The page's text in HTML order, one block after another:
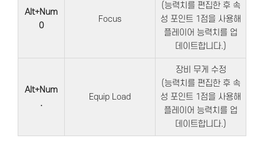
Alt+Num
0
Focus
(능력치를 편집한 후 속
성 포인트 1점을 사용해
플레이어 능력치를 업
데이트합니다.)
Alt+Num
.
Equip Load
장비 무게 수정
(능력치를 편집한 후 속
성 포인트 1점을 사용해
플레이어 능력치를 업
데이트합니다.)